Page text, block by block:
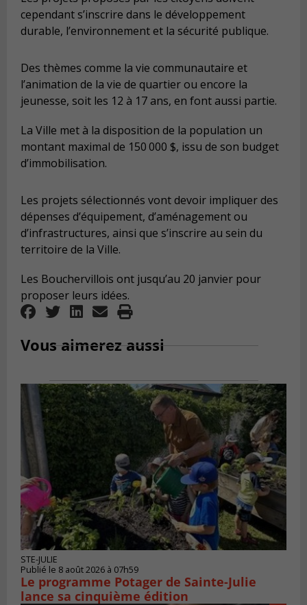
cependant s’inscrire dans le développement
durable, l’environnement et la sécurité publique.
Des thèmes comme la vie communautaire et
l’animation de la vie de quartier ou encore la
jeunesse, soit les 12 à 17 ans, en font aussi partie.
La Ville met à la disposition de la population un
montant maximal de 150 000 $, issu de son budget
d’immobilisation.
Les projets sélectionnés vont devoir impliquer des
dépenses d’équipement, d’aménagement ou
d’infrastructures, ainsi que s’inscrire au sein du
territoire de la Ville.
Les Bouchervillois ont jusqu’au 20 janvier pour
proposer leurs idées.
Vous aimerez aussi
STE-JULIE
Publié le 8 août 2026 à 07h59
Le programme Potager de Sainte-Julie
lance sa cinquième édition